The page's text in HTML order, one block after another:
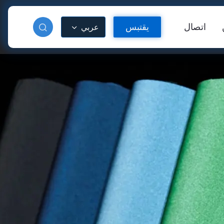
عربي
فينيل عاكس للحرارة